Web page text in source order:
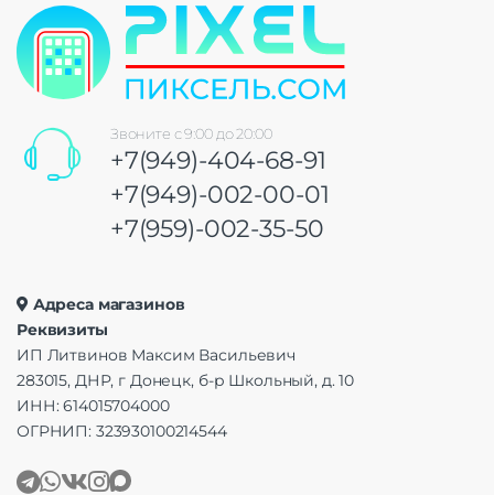
Звоните с 9:00 до 20:00
+7(949)-404-68-91
+7(949)-002-00-01
+7(959)-002-35-50
Адреса магазинов
Реквизиты
ИП Литвинов Максим Васильевич
283015, ДНР, г Донецк, б-р Школьный, д. 10
ИНН: 614015704000
ОГРНИП: 323930100214544